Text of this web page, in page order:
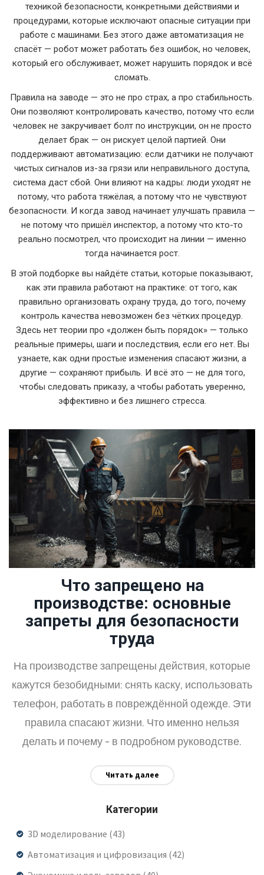
техникой безопасности, конкретными действиями и
процедурами, которые исключают опасные ситуации при
работе с машинами. Без этого даже автоматизация не
спасёт — робот может работать без ошибок, но человек,
который его обслуживает, может нарушить порядок и всё
сломать.
Правила на заводе — это не про страх, а про стабильность.
Они позволяют контролировать качество, потому что если
человек не закручивает болт по инструкции, он не просто
делает брак — он рискует целой партией. Они
поддерживают автоматизацию: если датчики не получают
чистых сигналов из-за грязи или неправильного доступа,
система даст сбой. Они влияют на кадры: люди уходят не
потому, что работа тяжёлая, а потому что не чувствуют
безопасности. И когда завод начинает улучшать правила —
не потому что пришёл инспектор, а потому что кто-то
реально посмотрел, что происходит на линии — именно
тогда начинается рост.
В этой подборке вы найдёте статьи, которые показывают,
как эти правила работают на практике: от того, как
правильно организовать охрану труда, до того, почему
контроль качества невозможен без чётких процедур.
Здесь нет теории про «должен быть порядок» — только
реальные примеры, шаги и последствия, если его нет. Вы
узнаете, как одни простые изменения спасают жизни, а
другие — сохраняют прибыль. И всё это — не для того,
чтобы следовать приказу, а чтобы работать уверенно,
эффективно и без лишнего стресса.
Что запрещено на
производстве: основные
запреты для безопасности
труда
На производстве запрещены действия, которые
кажутся безобидными: снять каску, использовать
телефон, работать в повреждённой одежде. Эти
правила спасают жизни. Что именно нельзя
делать и почему - в подробном руководстве.
Читать далее
Категории
3D моделирование (43)
Автоматизация и цифровизация (42)